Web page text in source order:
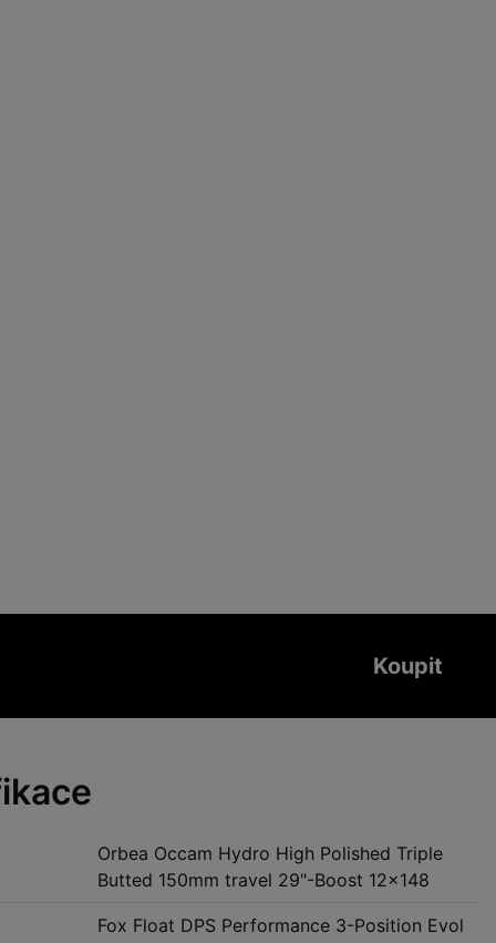
Koupit
Orbea Occam Hydro High Polished Triple
Butted 150mm travel 29"-Boost 12x148
Fox Float DPS Performance 3-Position Evol